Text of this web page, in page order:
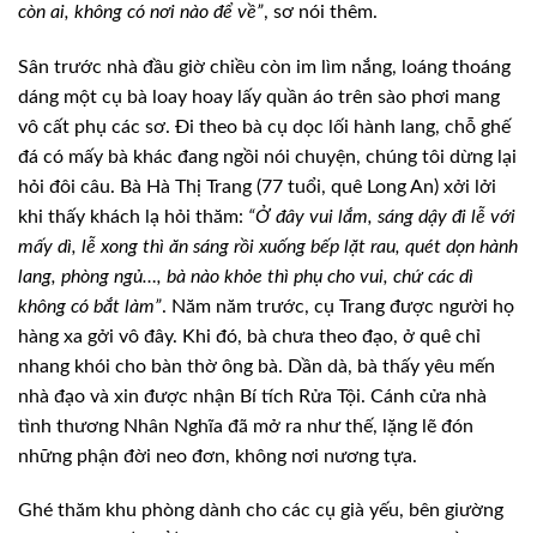
còn ai, không có nơi nào để về”, sơ nói thêm.
Sân trước nhà đầu giờ chiều còn im lìm nắng, loáng thoáng
dáng một cụ bà loay hoay lấy quần áo trên sào phơi mang
vô cất phụ các sơ. Đi theo bà cụ dọc lối hành lang, chỗ ghế
đá có mấy bà khác đang ngồi nói chuyện, chúng tôi dừng lại
hỏi đôi câu. Bà Hà Thị Trang (77 tuổi, quê Long An) xởi lởi
khi thấy khách lạ hỏi thăm: “Ở đây vui lắm, sáng dậy đi lễ với
mấy dì, lễ xong thì ăn sáng rồi xuống bếp lặt rau, quét dọn hành
lang, phòng ngủ…, bà nào khỏe thì phụ cho vui, chứ các dì
không có bắt làm”. Năm năm trước, cụ Trang được người họ
hàng xa gởi vô đây. Khi đó, bà chưa theo đạo, ở quê chỉ
nhang khói cho bàn thờ ông bà. Dần dà, bà thấy yêu mến
nhà đạo và xin được nhận Bí tích Rửa Tội. Cánh cửa nhà
tình thương Nhân Nghĩa đã mở ra như thế, lặng lẽ đón
những phận đời neo đơn, không nơi nương tựa.
Ghé thăm khu phòng dành cho các cụ già yếu, bên giường